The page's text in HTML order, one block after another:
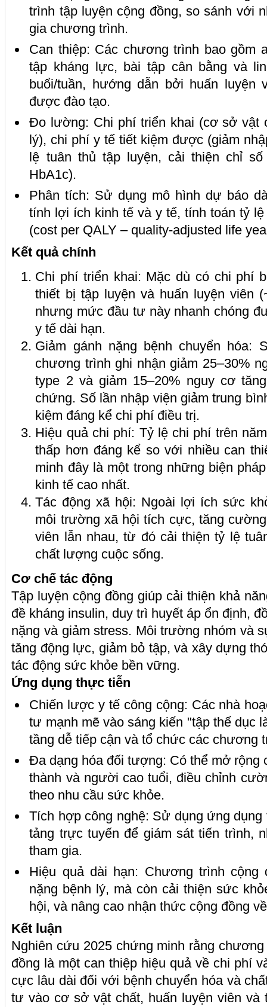
trình tập luyện cộng đồng, so sánh với
gia chương trình.
Can thiệp: Các chương trình bao gồm
tập kháng lực, bài tập cân bằng và
buổi/tuần, hướng dẫn bởi huấn luyện
được đào tạo.
Đo lường: Chi phí triển khai (cơ sở vật
lý), chi phí y tế tiết kiệm được (giảm
lệ tuân thủ tập luyện, cải thiện chỉ
HbA1c).
Phân tích: Sử dụng mô hình dự báo
tính lợi ích kinh tế và y tế, tính toán tỷ
(cost per QALY – quality-adjusted life
Kết quả chính
Chi phí triển khai: Mặc dù có chi phí
thiết bị tập luyện và huấn luyện viên
nhưng mức đầu tư này nhanh chóng
y tế dài hạn.
Giảm gánh nặng bệnh chuyển hóa:
chương trình ghi nhận giảm 25–30%
type 2 và giảm 15–20% nguy cơ
chứng. Số lần nhập viện giảm trung
kiệm đáng kể chi phí điều trị.
Hiệu quả chi phí: Tỷ lệ chi phí trên
thấp hơn đáng kể so với nhiều can
minh đây là một trong những biện
kinh tế cao nhất.
Tác động xã hội: Ngoài lợi ích sức
môi trường xã hội tích cực, tăng
viên lẫn nhau, từ đó cải thiện tỷ lệ
chất lượng cuộc sống.
Cơ chế tác động
Tập luyện cộng đồng giúp cải thiện khả
đề kháng insulin, duy trì huyết áp ổn định,
nặng và giảm stress. Môi trường nhóm và
tăng động lực, giảm bỏ tập, và xây dựng
tác động sức khỏe bền vững.
Ứng dụng thực tiễn
Chiến lược y tế công cộng: Các nhà
tư mạnh mẽ vào sáng kiến "tập thể dục
tầng dễ tiếp cận và tổ chức các chương
Đa dạng hóa đối tượng: Có thể mở
thành và người cao tuổi, điều chỉnh
theo nhu cầu sức khỏe.
Tích hợp công nghệ: Sử dụng ứng
tảng trực tuyến để giám sát tiến trình,
tham gia.
Hiệu quả dài hạn: Chương trình cộng
nặng bệnh lý, mà còn cải thiện sức
hội, và nâng cao nhận thức cộng đồng
Kết luận
Nghiên cứu 2025 chứng minh rằng
đồng là một can thiệp hiệu quả về chi phí
cực lâu dài đối với bệnh chuyển hóa và
tư vào cơ sở vật chất, huấn luyện viên và